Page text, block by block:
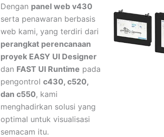
Dengan panel web v430
serta penawaran berbasis
web kami, yang terdiri dari
perangkat perencanaan
proyek EASY UI Designer
dan FAST UI Runtime pada
pengontrol c430, c520,
dan c550, kami
menghadirkan solusi yang
optimal untuk visualisasi
semacam itu.